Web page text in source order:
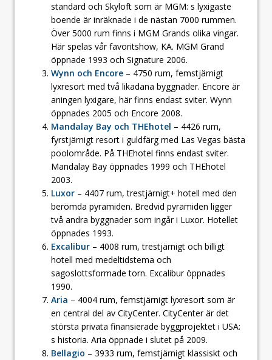
standard och Skyloft som är MGM: s lyxigaste
boende är inräknade i de nästan 7000 rummen.
Över 5000 rum finns i MGM Grands olika vingar.
Här spelas vår favoritshow, KA. MGM Grand
öppnade 1993 och Signature 2006.
Wynn och Encore – 4750 rum, femstjärnigt
lyxresort med två likadana byggnader. Encore är
aningen lyxigare, här finns endast sviter. Wynn
öppnades 2005 och Encore 2008.
Mandalay Bay och THEhotel – 4426 rum,
fyrstjärnigt resort i guldfärg med Las Vegas bästa
poolområde. På THEhotel finns endast sviter.
Mandalay Bay öppnades 1999 och THEhotel
2003.
Luxor – 4407 rum, trestjärnigt+ hotell med den
berömda pyramiden. Bredvid pyramiden ligger
två andra byggnader som ingår i Luxor. Hotellet
öppnades 1993.
Excalibur – 4008 rum, trestjärnigt och billigt
hotell med medeltidstema och
sagoslottsformade torn. Excalibur öppnades
1990.
Aria – 4004 rum, femstjärnigt lyxresort som är
en central del av CityCenter. CityCenter är det
största privata finansierade byggprojektet i USA:
s historia. Aria öppnade i slutet på 2009.
Bellagio – 3933 rum, femstjärnigt klassiskt och